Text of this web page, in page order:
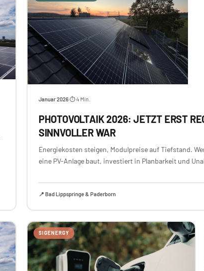
Januar 2026·⏱ 4 Min.
PHOTOVOLTAIK 2026: JETZT ERST
SINNVOLLER WAR
Energiekosten steigen, Modulpreise auf Tiefstand.
eine PV-Anlage baut, investiert in Planbarkeit und
📍 Bad Lippspringe & Paderborn
SIGENERGY